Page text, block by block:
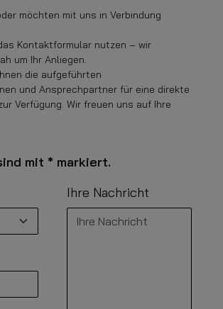
möchten mit uns in Verbindung
Kontaktformular nutzen – wir
um Ihr Anliegen.
die aufgeführten
und Ansprechpartner für eine direkte
Verfügung. Wir freuen uns auf Ihre
mit * markiert.
Ihre Nachricht